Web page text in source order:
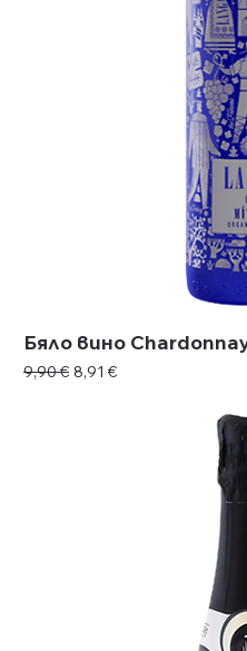
Бяло вино
Редовна цена
9,90 € Продажна цена
8,91 €